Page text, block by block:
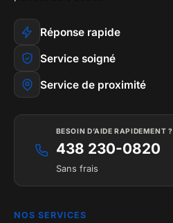
Réponse rapide
Service soigné
Service de proximité
BESOIN D’AIDE RAPIDEMENT ?
438 230-0820
Sans frais
NOS SERVICES